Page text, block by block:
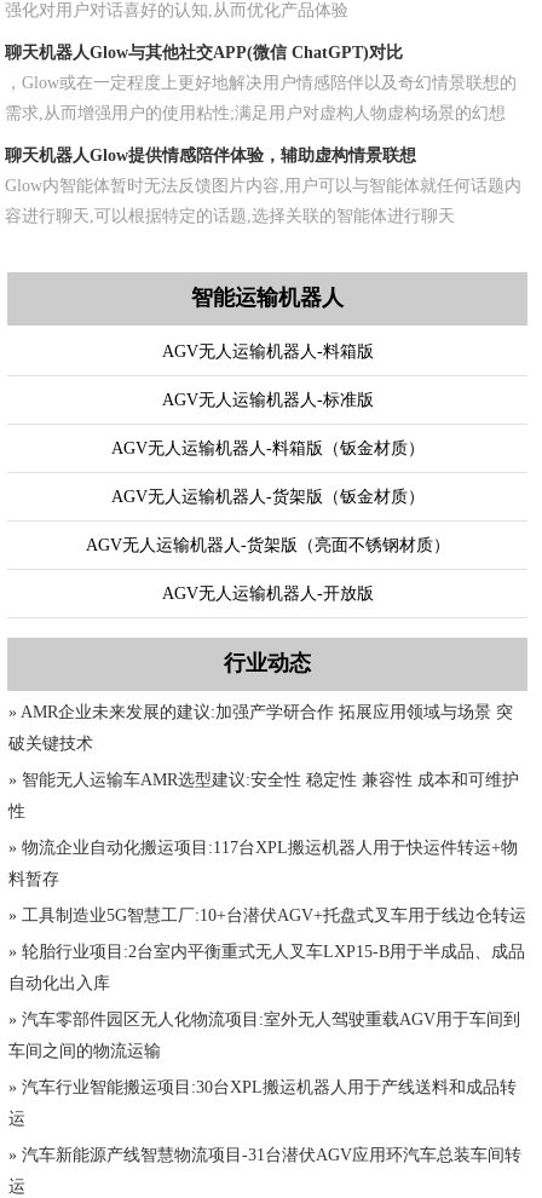
强化对用户对话喜好的认知,从而优化产品体验
聊天机器人Glow与其他社交APP(微信 ChatGPT)对比
，Glow或在一定程度上更好地解决用户情感陪伴以及奇幻情景联想的
需求,从而增强用户的使用粘性;满足用户对虚构人物虚构场景的幻想
聊天机器人Glow提供情感陪伴体验，辅助虚构情景联想
Glow内智能体暂时无法反馈图片内容,用户可以与智能体就任何话题内
容进行聊天,可以根据特定的话题,选择关联的智能体进行聊天
智能运输机器人
AGV无人运输机器人-料箱版
AGV无人运输机器人-标准版
AGV无人运输机器人-料箱版（钣金材质）
AGV无人运输机器人-货架版（钣金材质）
AGV无人运输机器人-货架版（亮面不锈钢材质）
AGV无人运输机器人-开放版
行业动态
» AMR企业未来发展的建议:加强产学研合作 拓展应用领域与场景 突
破关键技术
» 智能无人运输车AMR选型建议:安全性 稳定性 兼容性 成本和可维护
性
» 物流企业自动化搬运项目:117台XPL搬运机器人用于快运件转运+物
料暂存
» 工具制造业5G智慧工厂:10+台潜伏AGV+托盘式叉车用于线边仓转运
» 轮胎行业项目:2台室内平衡重式无人叉车LXP15-B用于半成品、成品
自动化出入库
» 汽车零部件园区无人化物流项目:室外无人驾驶重载AGV用于车间到
车间之间的物流运输
» 汽车行业智能搬运项目:30台XPL搬运机器人用于产线送料和成品转
运
» 汽车新能源产线智慧物流项目-31台潜伏AGV应用环汽车总装车间转
运